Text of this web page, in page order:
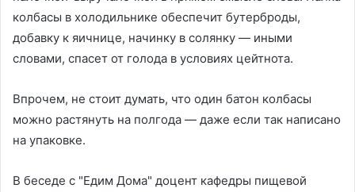
колбасы в холодильнике обеспечит бутерброды,
добавку к яичнице, начинку в солянку — иными
словами, спасет от голода в условиях цейтнота.
Впрочем, не стоит думать, что один батон колбасы
можно растянуть на полгода — даже если так написано
на упаковке.
В беседе с "Едим Дома" доцент кафедры пищевой